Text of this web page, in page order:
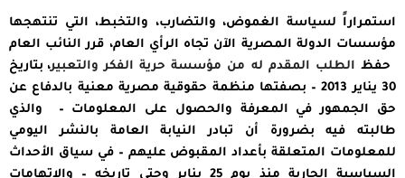
استمراراً لسياسة الغموض، والتضارب، والتخبط، التي تنتهجها
مؤسسات الدولة المصرية الآن تجاه الرأي العام، قرر النائب العام
حفظ الطلب المقدم له من مؤسسة حرية الفكر والتعبير، بتاريخ
30 يناير 2013 – بصفتها منظمة حقوقية مصرية معنية بالدفاع عن
حق الجمهور في المعرفة والحصول على المعلومات – والذي
طالبته فيه بضرورة أن تبادر النيابة العامة بالنشر اليومي
للمعلومات المتعلقة بأعداد المقبوض عليهم – في سياق الأحداث
السياسية الجارية منذ يوم 25 يناير وحتى تاريخه – والاتهامات